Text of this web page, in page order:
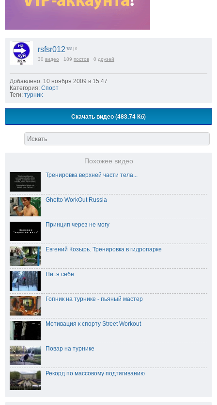
rsfsr012 788 | 0
30 видео 189 постов 0 друзей
Добавлено: 10 ноября 2009 в 15:47
Категория: Спорт
Теги: турник
Скачать видео (483.74 Кб)
Похожее видео
Тренировка верхней части тела...
Ghetto WorkOut Russia
Принцип через не могу
Евгений Козырь. Тренировка в гидропарке
Ни..я себе
Гопник на турнике - пьяный мастер
Мотивация к спорту Street Workout
Повар на турнике
Рекорд по массовому подтягиванию